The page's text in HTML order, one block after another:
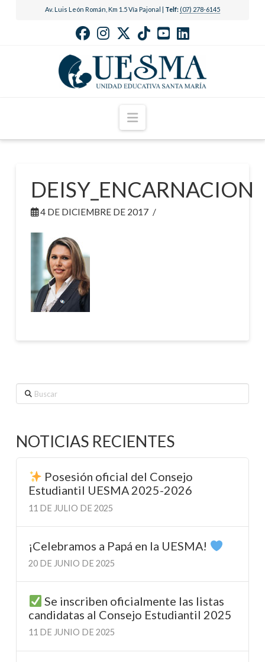
Av. Luis León Román, Km 1.5 Vía Pajonal | Telf: (07) 278-6145
Navigation
DEISY_ENCARNACION
4 DE DICIEMBRE DE 2017
Buscar
NOTICIAS RECIENTES
Posesión oficial del Consejo
Estudiantil UESMA 2025-2026
11 DE JULIO DE 2025
¡Celebramos a Papá en la UESMA!
20 DE JUNIO DE 2025
Se inscriben oficialmente las listas
candidatas al Consejo Estudiantil 2025
11 DE JUNIO DE 2025